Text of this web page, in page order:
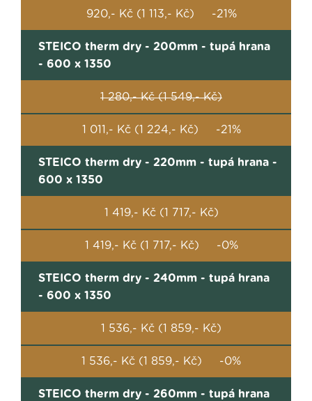
920,- Kč (1 113,- Kč) -21%
STEICO therm dry - 200mm - tupá hrana
- 600 x 1350
1 280,- Kč (1 549,- Kč)
1 011,- Kč (1 224,- Kč) -21%
STEICO therm dry - 220mm - tupá hrana -
600 x 1350
1 419,- Kč (1 717,- Kč)
1 419,- Kč (1 717,- Kč) -0%
STEICO therm dry - 240mm - tupá hrana
- 600 x 1350
1 536,- Kč (1 859,- Kč)
1 536,- Kč (1 859,- Kč) -0%
STEICO therm dry - 260mm - tupá hrana